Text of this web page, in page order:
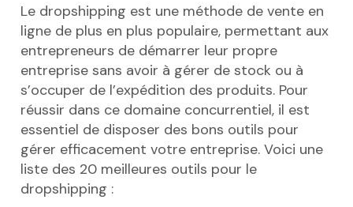
Le dropshipping est une méthode de vente en
ligne de plus en plus populaire, permettant aux
entrepreneurs de démarrer leur propre
entreprise sans avoir à gérer de stock ou à
s’occuper de l’expédition des produits. Pour
réussir dans ce domaine concurrentiel, il est
essentiel de disposer des bons outils pour
gérer efficacement votre entreprise. Voici une
liste des 20 meilleures outils pour le
dropshipping :